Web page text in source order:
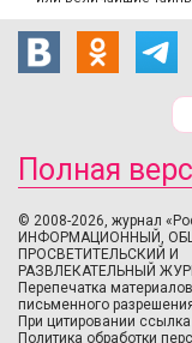
Полная
© 2008-2026, журнал
ИНФОРМАЦИОННЫЙ,
ПРОСВЕТИТЕЛЬСКИЙ И
РАЗВЛЕКАТЕЛЬНЫЙ
Перепечатка
письменного
При цитировании
Политика обработки